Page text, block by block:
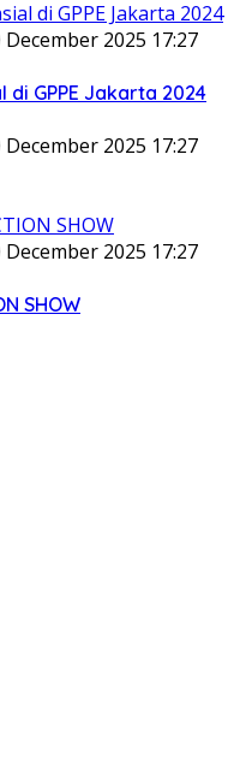
December 2025 17:27
di GPPE Jakarta 2024
December 2025 17:27
December 2025 17:27
SHOW